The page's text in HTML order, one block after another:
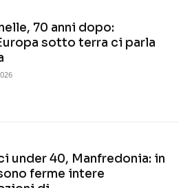
70 anni dopo:
sotto terra ci parla
under 40, Manfredonia: in
ferme intere